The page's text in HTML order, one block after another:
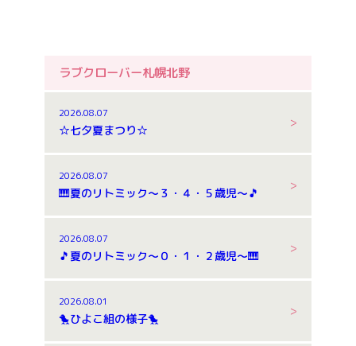
ラブクローバー札幌北野
2026.08.07
☆七夕夏まつり☆
2026.08.07
🎹夏のリトミック～３・４・５歳児～🎵
2026.08.07
🎵夏のリトミック～０・１・２歳児～🎹
2026.08.01
🐤ひよこ組の様子🐤